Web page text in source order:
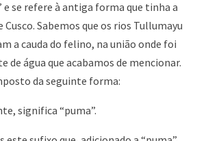
e se refere à antiga forma que tinha a
Cusco. Sabemos que os rios Tullumayu
a cauda do felino, na união onde foi
de água que acabamos de mencionar.
da seguinte forma:
significa “puma”.